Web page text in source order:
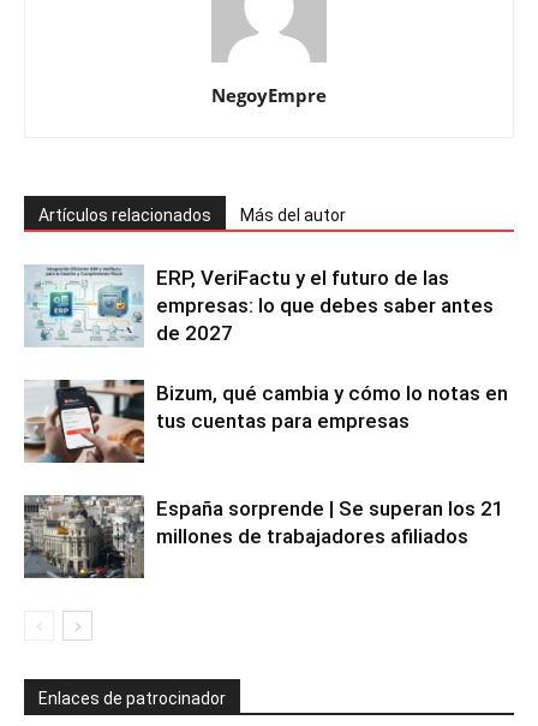
NegoyEmpre
Artículos relacionados Más del autor
ERP, VeriFactu y el futuro de las
empresas: lo que debes saber antes
de 2027
Bizum, qué cambia y cómo lo notas en
tus cuentas para empresas
España sorprende | Se superan los 21
millones de trabajadores afiliados
Enlaces de patrocinador